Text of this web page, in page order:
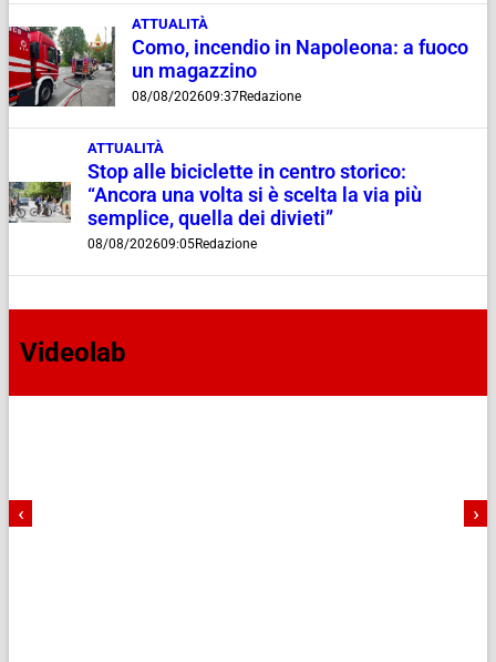
ATTUALITÀ
Como, incendio in Napoleona: a fuoco
un magazzino
08/08/202609:37Redazione
ATTUALITÀ
Stop alle biciclette in centro storico:
“Ancora una volta si è scelta la via più
semplice, quella dei divieti”
08/08/202609:05Redazione
Videolab
‹ ›